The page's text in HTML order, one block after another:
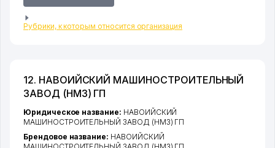
Рубрики, к которым относится организация
12. НАВОИЙСКИЙ МАШИНОСТРОИТЕЛЬНЫЙ
ЗАВОД (НМЗ) ГП
Юридическое название: НАВОИЙСКИЙ
МАШИНОСТРОИТЕЛЬНЫЙ ЗАВОД (НМЗ) ГП
Брендовое название: НАВОИЙСКИЙ